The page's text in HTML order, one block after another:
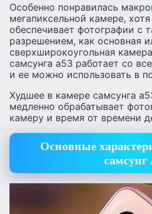
Особенно понравилась
мегапиксельной камере,
обеспечивает фотографии с
разрешением, как основная
сверхширокоугольная
самсунга а53 работает со
и ее можно использовать в
Худшее в камере самсунга
медленно обрабатывает
камеру и время от времени
Основные
самсунг